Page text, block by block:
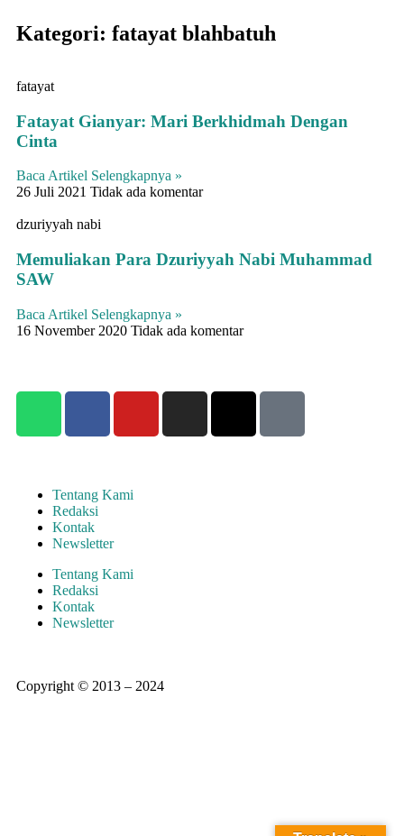
Kategori: fatayat blahbatuh
fatayat
Fatayat Gianyar: Mari Berkhidmah Dengan
Cinta
Baca Artikel Selengkapnya »
26 Juli 2021 Tidak ada komentar
dzuriyyah nabi
Memuliakan Para Dzuriyyah Nabi Muhammad
SAW
Baca Artikel Selengkapnya »
16 November 2020 Tidak ada komentar
Tentang Kami
Redaksi
Kontak
Newsletter
Tentang Kami
Redaksi
Kontak
Newsletter
Copyright © 2013 – 2024